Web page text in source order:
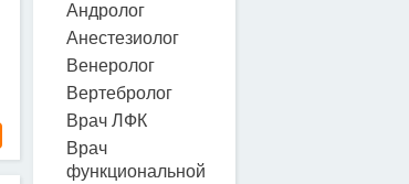
Андролог
Анестезиолог
Венеролог
Вертебролог
Врач ЛФК
Врач
функциональной